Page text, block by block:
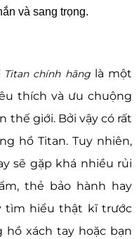
và sang trọng.
chính hãng
là một
thích và ưu chuộng
thế giới. Bởi vậy có rất
hồ Titan. Tuy nhiên,
sẽ gặp khá nhiều rủi
thẻ bảo hành hay
tìm hiểu thật kĩ trước
xách tay hoặc bạn